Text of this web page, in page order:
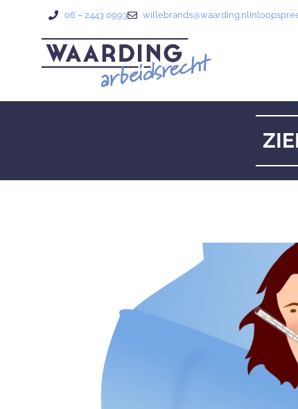
06 – 2443 0993 willebrands@waarding.nl